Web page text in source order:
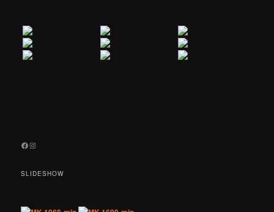
Facebook
Instagram
SLIDESHOW